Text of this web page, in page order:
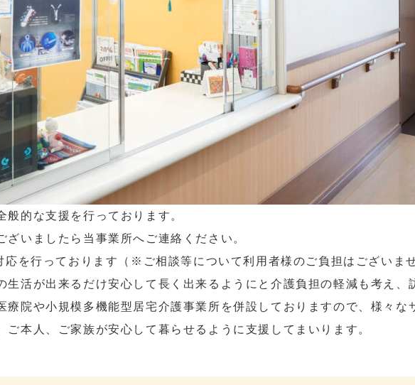
的な支援を行っております。
いましたら当事業所へご連絡ください。
を行っております（※ご相談等について利用者様のご負担はございませ
生活が出来るだけ安心して長く出来るようにと介護負担の軽減も考え、
療院や小規模多機能型居宅介護事業所を併設しておりますので、様々な
本人、ご家族が安心して暮らせるように支援してまいります。